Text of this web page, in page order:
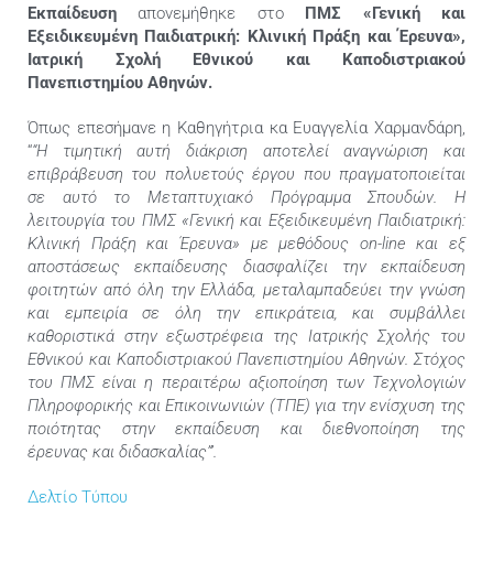
Εκπαίδευση απονεμήθηκε στο ΠΜΣ «Γενική και
Εξειδικευμένη Παιδιατρική: Κλινική Πράξη και Έρευνα»,
Ιατρική Σχολή Εθνικού και Καποδιστριακού
Πανεπιστημίου Αθηνών.
Όπως επεσήμανε η Καθηγήτρια κα Ευαγγελία Χαρμανδάρη,
““Η τιμητική αυτή διάκριση αποτελεί αναγνώριση και
επιβράβευση του πολυετούς έργου που πραγματοποιείται
σε αυτό το Μεταπτυχιακό Πρόγραμμα Σπουδών. Η
λειτουργία του ΠΜΣ «Γενική και Εξειδικευμένη Παιδιατρική:
Κλινική Πράξη και Έρευνα» με μεθόδους on-line και εξ
αποστάσεως εκπαίδευσης διασφαλίζει την εκπαίδευση
φοιτητών από όλη την Ελλάδα, μεταλαμπαδεύει την γνώση
και εμπειρία σε όλη την επικράτεια, και συμβάλλει
καθοριστικά στην εξωστρέφεια της Ιατρικής Σχολής του
Εθνικού και Καποδιστριακού Πανεπιστημίου Αθηνών. Στόχος
του ΠΜΣ είναι η περαιτέρω αξιοποίηση των Τεχνολογιών
Πληροφορικής και Επικοινωνιών (ΤΠΕ) για την ενίσχυση της
ποιότητας στην εκπαίδευση και διεθνοποίηση της
έρευνας και διδασκαλίας”’.
Δελτίο Τύπου